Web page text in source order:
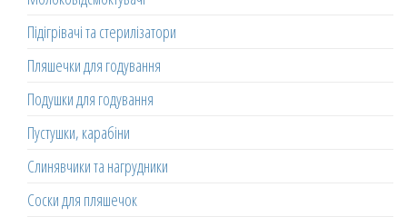
Підігрівачі та стерилізатори
Пляшечки для годування
Подушки для годування
Пустушки, карабіни
Слинявчики та нагрудники
Соски для пляшечок